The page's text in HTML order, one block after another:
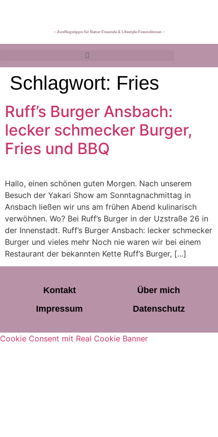
~ Ausflugstipps für Natur-Freunde & Lifestyle-Freundinnen ~
Schlagwort: Fries
Ruff’s Burger Ansbach:
lecker schmecker Burger,
Fries und BBQ
Hallo, einen schönen guten Morgen. Nach unserem
Besuch der Yakari Show am Sonntagnachmittag in
Ansbach ließen wir uns am frühen Abend kulinarisch
verwöhnen. Wo? Bei Ruff’s Burger in der Uzstraße 26 in
der Innenstadt. Ruff’s Burger Ansbach: lecker schmecker
Burger und vieles mehr Noch nie waren wir bei einem
Restaurant der bekannten Kette Ruff’s Burger, […]
Kontakt
Über mich
Impressum
Datenschutz
Cookie Consent mit Real Cookie Banner